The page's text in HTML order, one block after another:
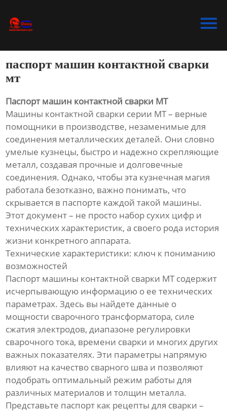
Bидео
О Hас
Контакты
паспорт машин контактной сварки
мт
Паспорт машин контактной сварки МТ
Машины контактной сварки серии МТ – верные
помощники в производстве, незаменимые для
соединения металлических деталей. Они словно
умелые кузнецы, быстро и надежно скрепляющие
металл, создавая прочные и долговечные
соединения. Однако, чтобы эта кузнечная магия
работала безотказно, важно понимать, что
скрывается в паспорте каждой такой машины.
Этот документ – не просто набор сухих цифр и
технических характеристик, а своего рода история
жизни конкретного аппарата.
Технические характеристики: ключ к пониманию
возможностей
Паспорт машины контактной сварки МТ содержит
исчерпывающую информацию о ее технических
параметрах. Здесь вы найдете данные о
мощности сварочного трансформатора, силе
сжатия электродов, диапазоне регулировки
сварочного тока, времени сварки и многих других
важных показателях. Эти параметры напрямую
влияют на качество сварного шва и позволяют
подобрать оптимальный режим работы для
различных материалов и толщин металла.
Представьте паспорт как рецепты для сварки –